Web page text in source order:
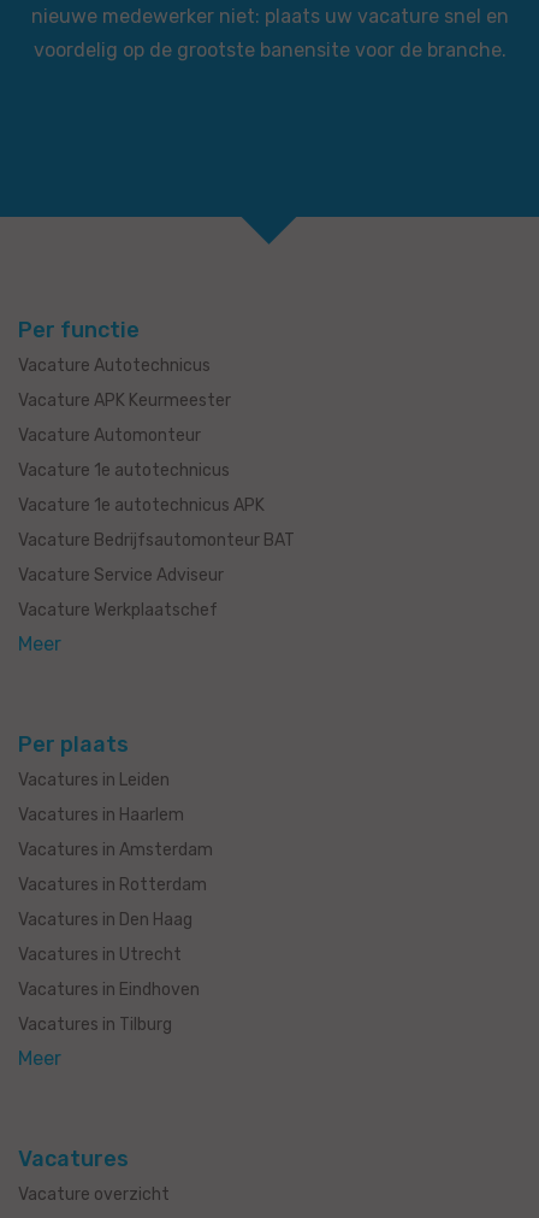
nieuwe medewerker niet: plaats uw vacature snel en
voordelig op de grootste banensite voor de branche.
Per functie
Vacature Autotechnicus
Vacature APK Keurmeester
Vacature Automonteur
Vacature 1e autotechnicus
Vacature 1e autotechnicus APK
Vacature Bedrijfsautomonteur BAT
Vacature Service Adviseur
Vacature Werkplaatschef
Meer
Per plaats
Vacatures in Leiden
Vacatures in Haarlem
Vacatures in Amsterdam
Vacatures in Rotterdam
Vacatures in Den Haag
Vacatures in Utrecht
Vacatures in Eindhoven
Vacatures in Tilburg
Meer
Vacatures
Vacature overzicht